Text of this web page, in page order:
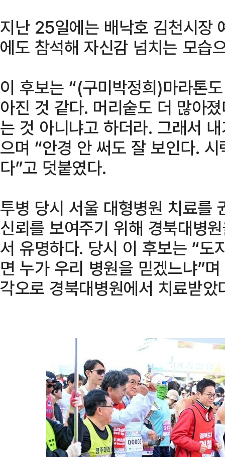
지난 25일에는 배낙호 김천시장
에도 참석해 자신감 넘치는 모습
이 후보는 “(구미박정희)마라톤
아진 것 같다. 머리숱도 더 많아
는 것 아니냐고 하더라. 그래서
으며 “안경 안 써도 잘 보인다.
다”고 덧붙였다.
투병 당시 서울 대형병원 치료를
신뢰를 보여주기 위해 경북대병
서 유명하다. 당시 이 후보는 “도
면 누가 우리 병원을 믿겠느냐”
각오로 경북대병원에서 치료받